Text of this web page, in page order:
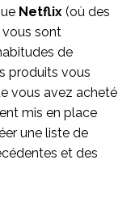
Netflix (où des
vous sont
de
produits vous
vous avez acheté
mis en place
une liste de
et des